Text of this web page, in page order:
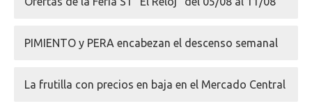
PIMIENTO y PERA encabezan el descenso semanal
La frutilla con precios en baja en el Mercado Central